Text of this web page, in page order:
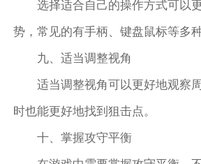
选择适合自己的操作方式可以
势，常见的有手柄、键盘鼠标等多种
九、适当调整视角
适当调整视角可以更好地观察周
时也能更好地找到狙击点。
十、掌握攻守平衡